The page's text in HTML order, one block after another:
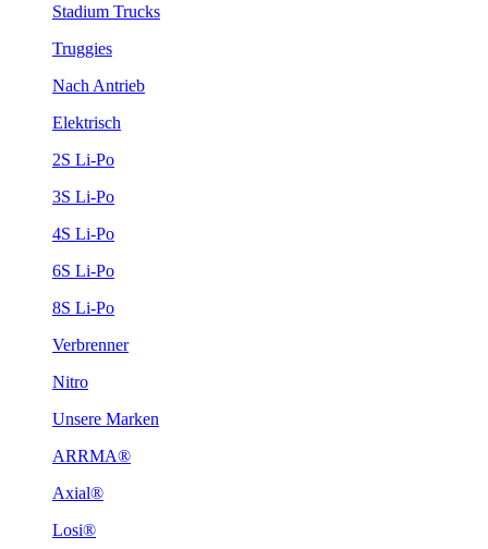
Stadium Trucks
Truggies
Nach Antrieb
Elektrisch
2S Li-Po
3S Li-Po
4S Li-Po
6S Li-Po
8S Li-Po
Verbrenner
Nitro
Unsere Marken
ARRMA®
Axial®
Losi®